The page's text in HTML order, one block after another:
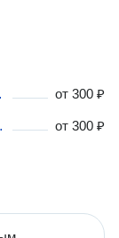
Крым от 300 ₽
Крым от 300 ₽